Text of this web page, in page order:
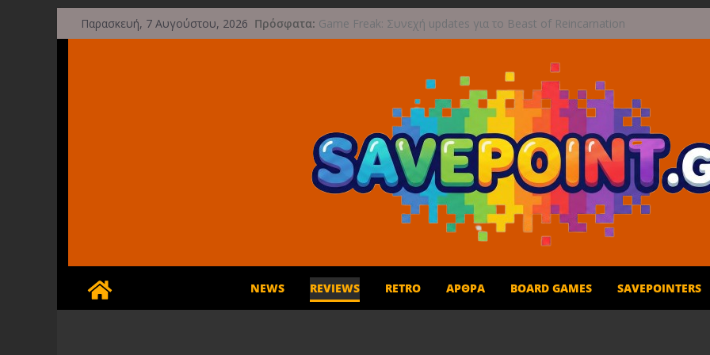
Μετάβαση
σε
Παρασκευή, 7 Αυγούστου, 2026 Πρόσφατα: Game Freak: Συνεχή updates για το Beast of Reincarnation
μετά την ανάμεικτη υποδοχή
Διασχίστε τους ουρανούς με το Wild Blue Skies αυτό το
Διακοπές και παιχνίδι για όλη την οικογένεια!
Έρχεται 1η Σεπτεμβρίου το Crimson Moon
NEWS REVIEWS RETRO ΆΡΘΡΑ BOARD GAMES SAVEPOINTERS